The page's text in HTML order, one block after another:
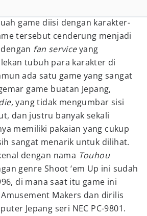
game diisi dengan karakter-
tersebut cenderung menjadi
fan serviceyang
tubuh para karakter di
ada satu game yang sangat
game buatan Jepang,
yang tidak mengumbar sisi
dan justru banyak sekali
memiliki pakaian yang cukup
sangat menarik untuk dilihat.
dengan nama Touhou
genre Shoot ‘em Up ini sudah
di mana saat itu game ini
Makers dan dirilis
Jepang seri NEC PC-9801.